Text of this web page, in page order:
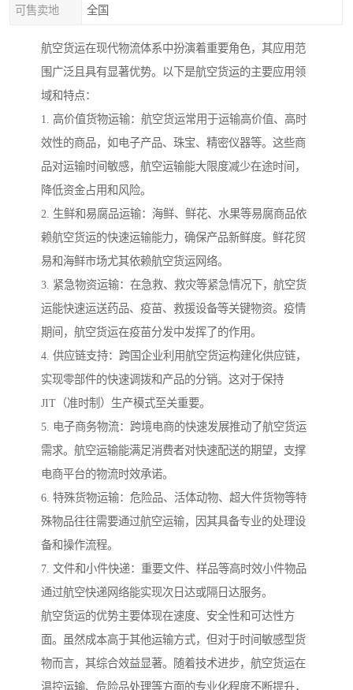
可售卖地 全国
航空货运在现代物流体系中扮演着重要角色，其应用范
围广泛且具有显著优势。以下是航空货运的主要应用领
域和特点：
1. 高价值货物运输：航空货运常用于运输高价值、高时
效性的商品，如电子产品、珠宝、精密仪器等。这些商
品对运输时间敏感，航空运输能大限度减少在途时间，
降低资金占用和风险。
2. 生鲜和易腐品运输：海鲜、鲜花、水果等易腐商品依
赖航空货运的快速运输能力，确保产品新鲜度。鲜花贸
易和海鲜市场尤其依赖航空货运网络。
3. 紧急物资运输：在急救、救灾等紧急情况下，航空货
运能快速运送药品、疫苗、救援设备等关键物资。疫情
期间，航空货运在疫苗分发中发挥了的作用。
4. 供应链支持：跨国企业利用航空货运构建化供应链，
实现零部件的快速调拨和产品的分销。这对于保持
JIT（准时制）生产模式至关重要。
5. 电子商务物流：跨境电商的快速发展推动了航空货运
需求。航空运输能满足消费者对快速配送的期望，支撑
电商平台的物流时效承诺。
6. 特殊货物运输：危险品、活体动物、超大件货物等特
殊物品往往需要通过航空运输，因其具备专业的处理设
备和操作流程。
7. 文件和小件快递：重要文件、样品等高时效小件物品
通过航空快递网络能实现次日达或隔日达服务。
航空货运的优势主要体现在速度、安全性和可达性方
面。虽然成本高于其他运输方式，但对于时间敏感型货
物而言，其综合效益显著。随着技术进步，航空货运在
温控运输、危险品处理等方面的专业化程度不断提升，